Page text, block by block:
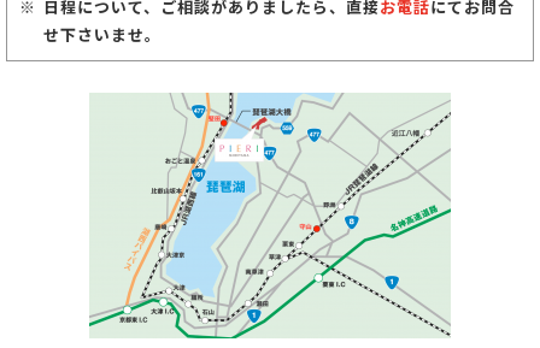
日程について、ご相談がありましたら、直接お電話にてお問合
せ下さいませ。